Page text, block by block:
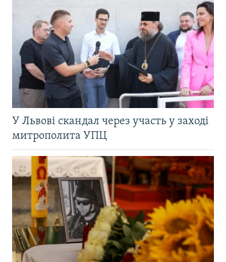
У Львові скандал через участь у заході
митрополита УПЦ